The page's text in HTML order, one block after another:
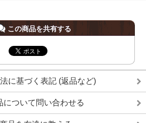
この商品を共有する
に基づく表記 (返品など)
について問い合わせる